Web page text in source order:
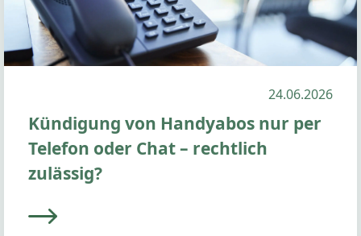
24.06.2026
Kündigung von Handyabos nur per
Telefon oder Chat – rechtlich
zulässig?